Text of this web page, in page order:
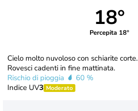
18°
Percepita 18°
Cielo molto nuvoloso con schiarite corte.
Rovesci cadenti in fine mattinata.
Rischio di pioggia
60 %
Indice UV3 Moderato